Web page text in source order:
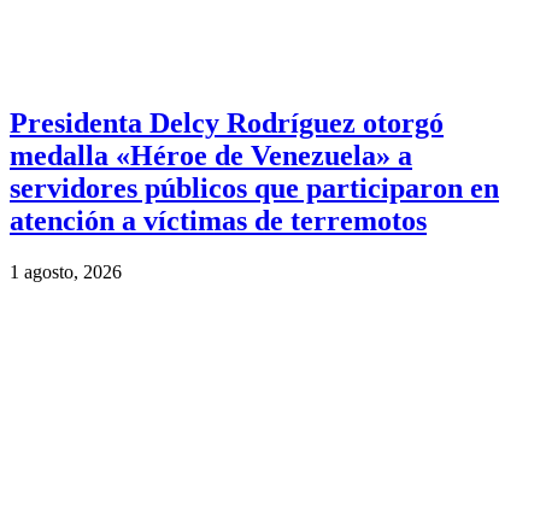
Presidenta Delcy Rodríguez otorgó
medalla «Héroe de Venezuela» a
servidores públicos que participaron en
atención a víctimas de terremotos
1 agosto, 2026